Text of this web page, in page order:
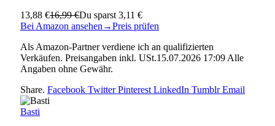
13,88 €16,99 €Du sparst 3,11 €
Bei Amazon ansehen →Preis prüfen
Als Amazon-Partner verdiene ich an qualifizierten
Verkäufen. Preisangaben inkl. USt.15.07.2026 17:09 Alle
Angaben ohne Gewähr.
Share. Facebook Twitter Pinterest LinkedIn Tumblr Email
Basti